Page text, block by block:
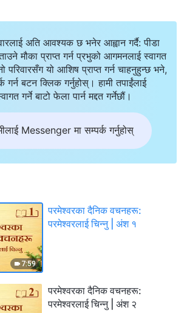
अति आवश्यक छ भनेर आह्वान गर्दै: पीडा
मौका प्राप्त गर्न प्रभुको आगमनलाई स्वागत
परिवारसँग यो आशिष प्राप्त गर्न चाहनुहुन्छ भने,
गर्न बटन क्लिक गर्नुहोस्। हामी तपाईंलाई
गर्ने बाटो फेला पार्न मद्दत गर्नेछौं।
Messenger मा सम्पर्क गर्नुहोस्
7:59
परमेश्‍वरका दैनिक वचनहरू:
परमेश्‍वरलाई चिन्‍नु | अंश १
परमेश्‍वरका दैनिक वचनहरू:
परमेश्‍वरलाई चिन्‍नु | अंश २